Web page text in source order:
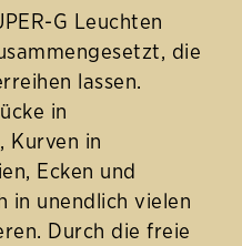
G Leuchten
die
lassen.
in
Kurven in
Ecken und
in unendlich vielen
Durch die freie